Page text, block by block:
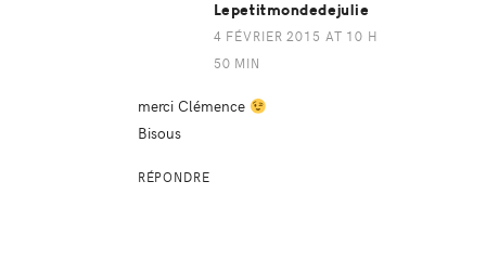
Lepetitmondedejulie
4 FÉVRIER 2015 AT 10 H
50 MIN
merci Clémence
Bisous
RÉPONDRE